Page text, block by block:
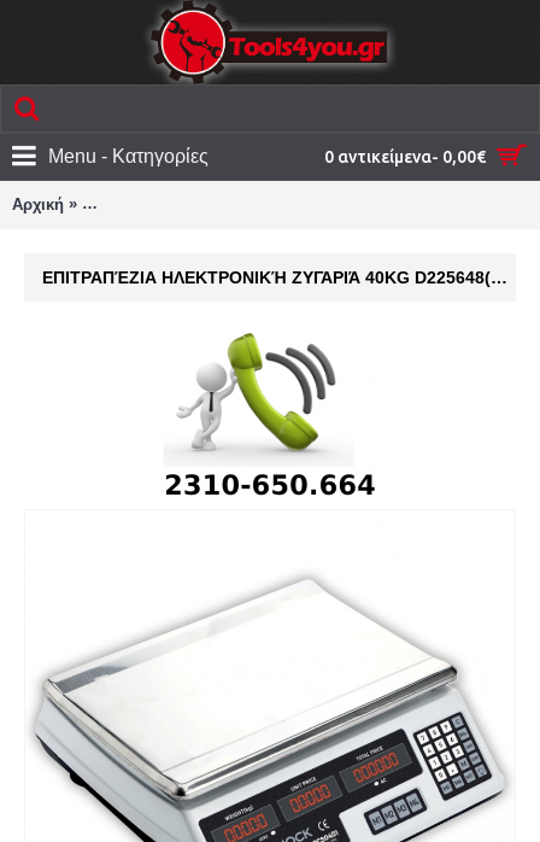
0 αντικείμενα- 0,00€
Menu - Κατηγορίες
Αρχική » Επιτραπέζια ηλεκτρονική ζυγαριά 40kg D225648(ΖΥΓΙΖΕΙ
ΕΠΙΤΡΑΠΈΖΙΑ ΗΛΕΚΤΡΟΝΙΚΉ ΖΥΓΑΡΙΆ 40KG D225648(ΖΥΓΙΖΕΙ ΑΠΟ 2 ΓΡΑΜΜΑΡΙΑ)